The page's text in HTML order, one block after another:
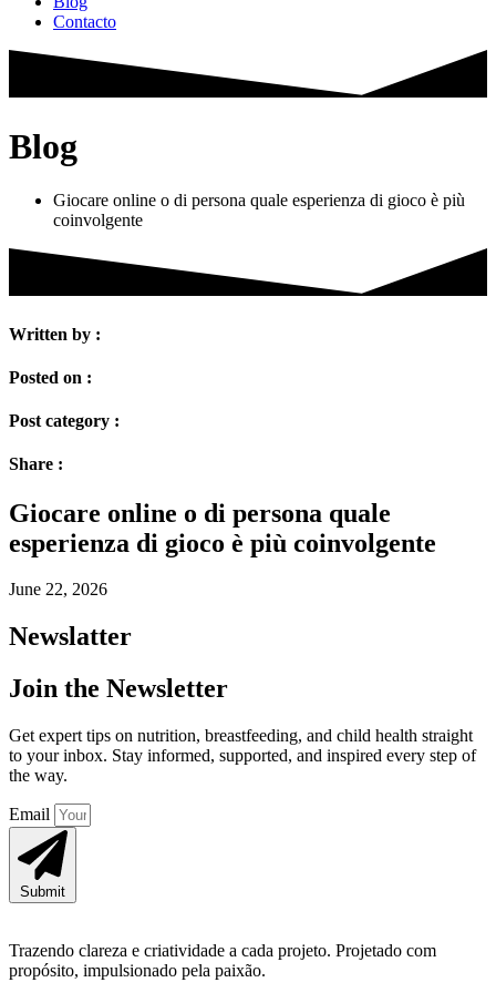
Contacto
Blog
Giocare online o di persona quale esperienza di gioco è più
coinvolgente
Written by :
Posted on :
Post category :
Share :
Giocare online o di persona quale
esperienza di gioco è più coinvolgente
June 22, 2026
Newslatter
Join the Newsletter
Get expert tips on nutrition, breastfeeding, and child health straight
to your inbox. Stay informed, supported, and inspired every step of
the way.
Email
Submit
Trazendo clareza e criatividade a cada projeto. Projetado com
propósito, impulsionado pela paixão.